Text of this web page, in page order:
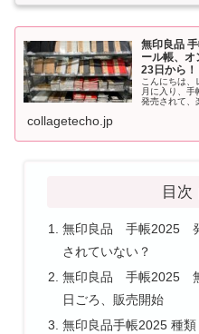
無印良品
ール帳、オ
23日から！
こんにちは、
月に入り、
発売されて、
collagetecho.jp
目次
無印良品 手帳2025
されていない？
無印良品 手帳2025
日ごろ、販売開始
無印良品手帳2025 種